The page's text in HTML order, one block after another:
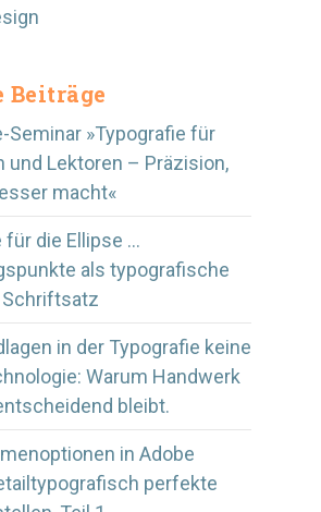
Seminar »Typografie für
und Lektoren – Präzision,
macht«
für die Ellipse …
als typografische
Schriftsatz
in der Typografie keine
Warum Handwerk
bleibt.
in Adobe
perfekte